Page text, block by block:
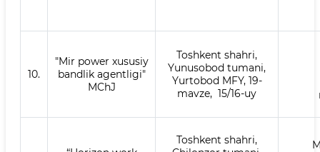
10.
"Mir power xususiy
bandlik agentligi"
MChJ
Toshkent shahri,
Yunusobod tumani,
Yurtobod MFY, 19-
mavze, 15/16-uy
Toshkent shahri,